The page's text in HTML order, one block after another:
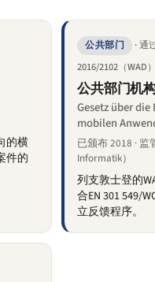
的横
件的
公共部门
· 通
2016/2102（WAD）
公共部门机
Gesetz über
mobilen
已颁布 2018 ·
Informatik）
列支敦士登的
合EN 301 549/
立反馈程序。